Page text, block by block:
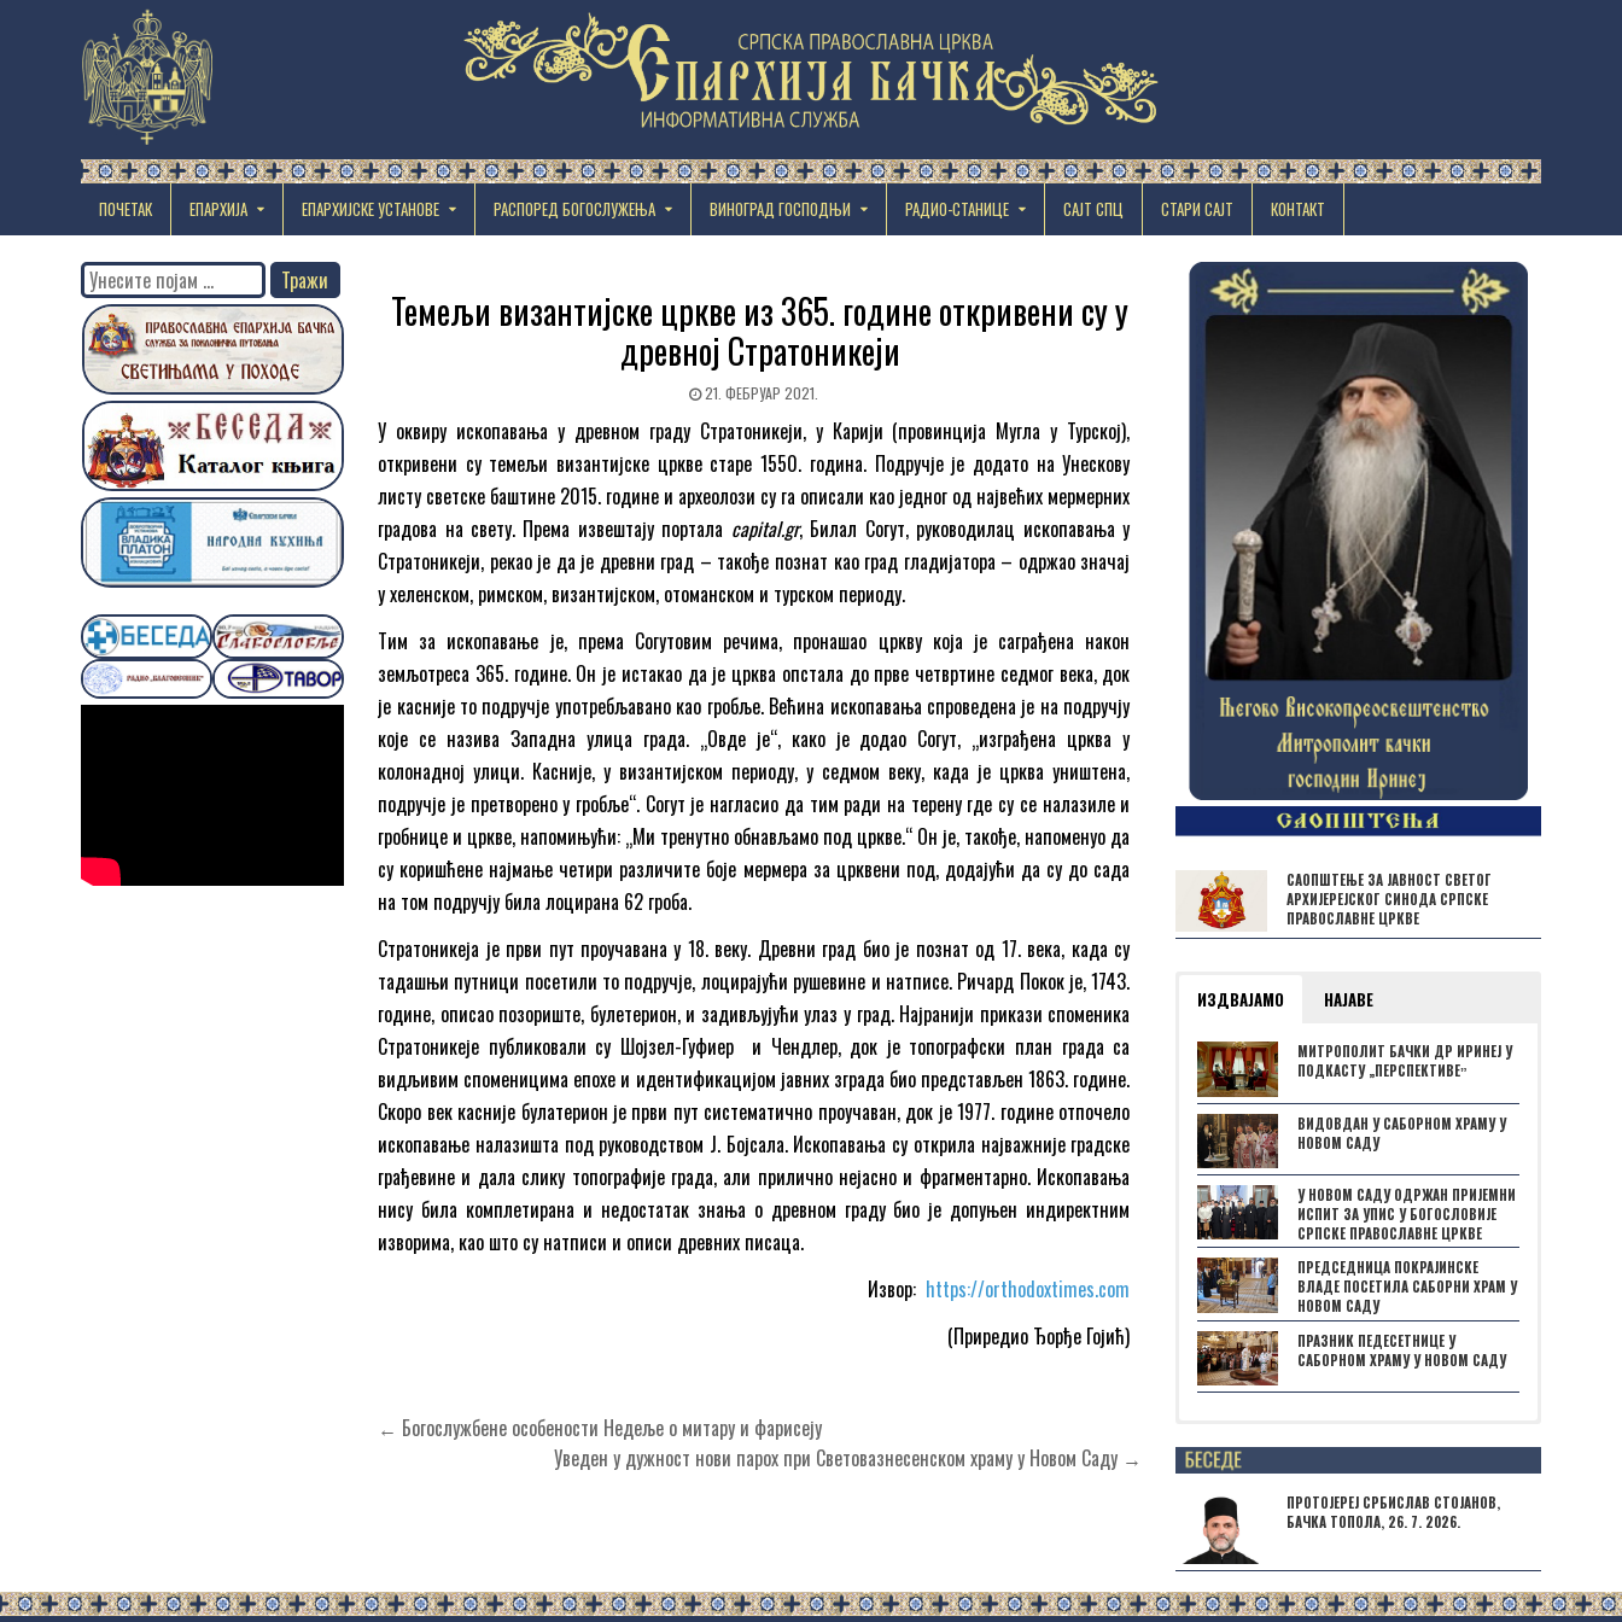
ПОЧЕТАК ЕПАРХИЈА EПАРХИЈСКЕ УСТАНОВЕ РАСПОРЕД БОГОСЛУЖЕЊА ВИНОГРАД ГОСПОДЊИ РАДИО-СТАНИЦЕ САЈТ СПЦ СТАРИ САЈТ КОНТАКТ
Темељи византијске цркве из 365. године откривени су у
древној Стратоникеји
21. ФЕБРУАР 2021.
У оквиру ископавања у древном граду Стратоникеји, у Карији (провинција Мугла у Турској),
откривени су темељи византијске цркве старе 1550. година. Подручје је додато на Унескову
листу светске баштине 2015. године и археолози су га описали као једног од највећих мермерних
градова на свету. Према извештају портала capital.gr, Билал Согут, руководилац ископавања у
Стратоникеји, рекао је да је древни град – такође познат као град гладијатора – одржао значај
у хеленском, римском, византијском, отоманском и турском периоду.
Тим за ископавање је, према Согутовим речима, пронашао цркву која је саграђена након
земљотреса 365. године. Он је истакао да је црква опстала до прве четвртине седмог века, док
је касније то подручје употребљавано као гробље. Већина ископавања спроведена је на подручју
које се назива Западна улица града. „Овде је“, како је додао Согут, „изграђена црква у
колонадној улици. Касније, у византијском периоду, у седмом веку, када је црква уништена,
подручје је претворено у гробље“. Согут је нагласио да тим ради на терену где су се налазиле и
гробнице и цркве, напомињући: „Ми тренутно обнављамо под цркве.“ Он је, такође, напоменуо да
су коришћене најмање четири различите боје мермера за црквени под, додајући да су до сада
на том подручју била лоцирана 62 гроба.
Стратоникеја је први пут проучавана у 18. веку. Древни град био је познат од 17. века, када су
тадашњи путници посетили то подручје, лоцирајући рушевине и натписе. Ричард Покок је, 1743.
године, описао позориште, булетерион, и задивљујући улаз у град. Најранији прикази споменика
Стратоникеје публиковали су Шојзел-Гуфиер и Чендлер, док је топографски план града са
видљивим споменицима епохе и идентификацијом јавних зграда био представљен 1863. године.
Скоро век касније булатерион је први пут систематично проучаван, док је 1977. године отпочело
ископавање налазишта под руководством Ј. Бојсала. Ископавања су открила најважније градске
грађевине и дала слику топографије града, али прилично нејасно и фрагментарно. Ископавања
нису била комплетирана и недостатак знања о древном граду био је допуњен индиректним
изворима, као што су натписи и описи древних писаца.
Извор: https://orthodoxtimes.com
(Приредио Ђорђе Гојић)
Кретање
← Богослужбене особености Недеље о митару и фарисеју
Уведен у дужност нови парох при Световазнесенском храму у Новом Саду →
Search
for:
САОПШТЕЊЕ ЗА ЈАВНОСТ СВЕТОГ
АРХИЈЕРЕЈСКОГ СИНОДА СРПСКЕ
ПРАВОСЛАВНЕ ЦРКВЕ
ИЗДВАЈАМО НАЈАВЕ
МИТРОПОЛИТ БАЧКИ ДР ИРИНЕЈ У
ПОДКАСТУ „ПЕРСПЕКТИВЕˮ
ВИДОВДАН У САБОРНОМ ХРАМУ У
НОВОМ САДУ
У НОВОМ САДУ ОДРЖАН ПРИЈЕМНИ
ИСПИТ ЗА УПИС У БОГОСЛОВИЈЕ
СРПСКЕ ПРАВОСЛАВНЕ ЦРКВЕ
ПРЕДСЕДНИЦА ПОКРАЈИНСКЕ
ВЛАДЕ ПОСЕТИЛА САБОРНИ ХРАМ У
НОВОМ САДУ
ПРАЗНИК ПЕДЕСЕТНИЦЕ У
САБОРНОМ ХРАМУ У НОВОМ САДУ
Posts not found
ПРОТОЈЕРЕЈ СРБИСЛАВ СТОЈАНОВ,
БАЧКА ТОПОЛА, 26. 7. 2026.